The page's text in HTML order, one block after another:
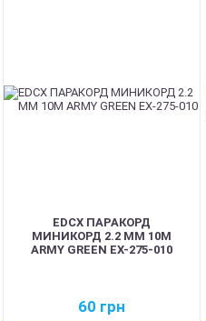
EDCX ПАРАКОРД
МИНИКОРД 2.2 ММ 10М
ARMY GREEN EX-275-010
60 грн